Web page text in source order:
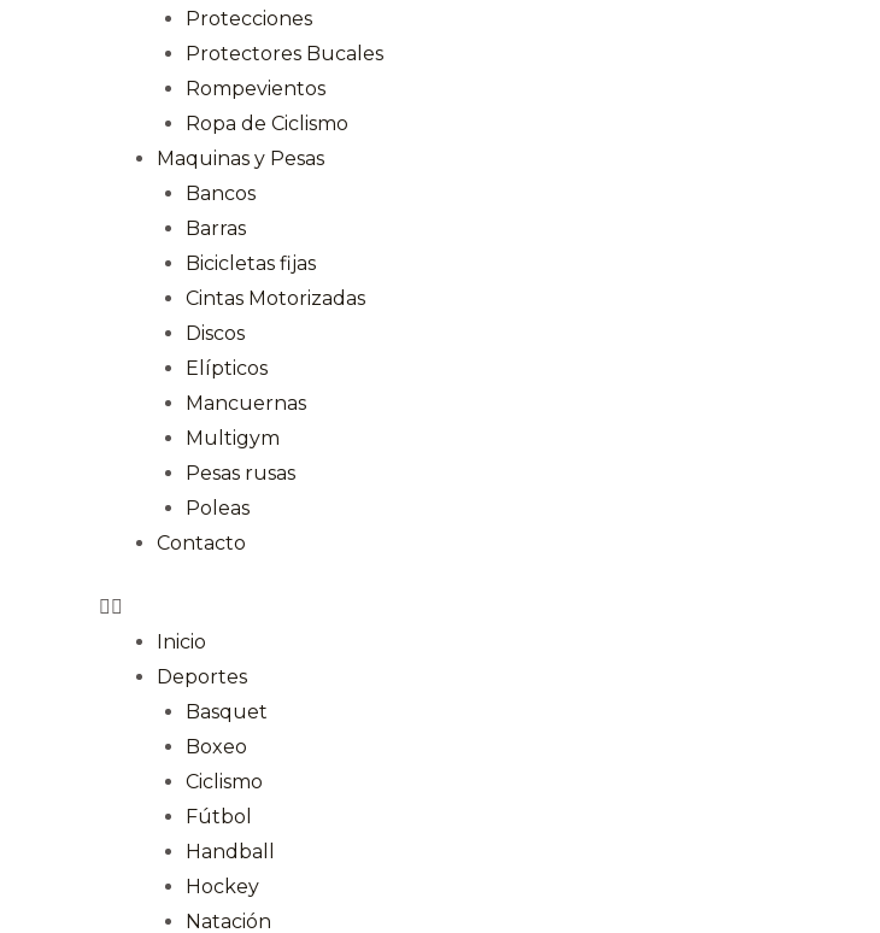
Protecciones
Protectores Bucales
Rompevientos
Ropa de Ciclismo
Maquinas y Pesas
Bancos
Barras
Bicicletas fijas
Cintas Motorizadas
Discos
Elípticos
Mancuernas
Multigym
Pesas rusas
Poleas
Contacto
Inicio
Deportes
Basquet
Boxeo
Ciclismo
Fútbol
Handball
Hockey
Natación